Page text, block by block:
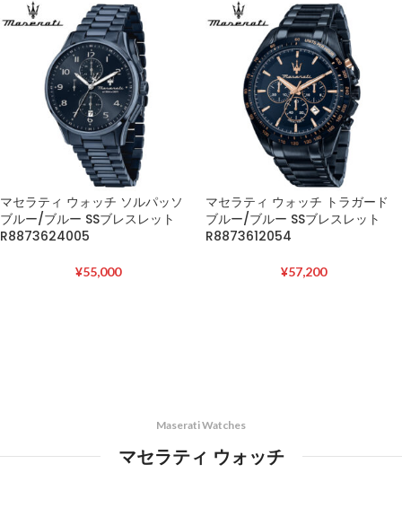
マセラティ ウォッチ ソルパッソ
ブルー/ブルー SSブレスレット
R8873624005
¥55,000
マセラティ ウォッチ トラガード
ブルー/ブルー SSブレスレット
R8873612054
¥57,200
Maserati Watches
マセラティ ウォッチ